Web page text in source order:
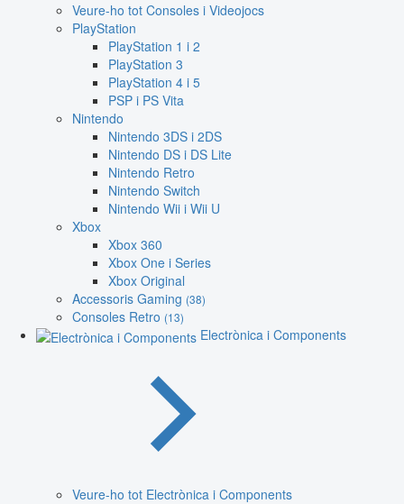
Veure-ho tot Consoles i Videojocs
PlayStation
PlayStation 1 i 2
PlayStation 3
PlayStation 4 i 5
PSP i PS Vita
Nintendo
Nintendo 3DS i 2DS
Nintendo DS i DS Lite
Nintendo Retro
Nintendo Switch
Nintendo Wii i Wii U
Xbox
Xbox 360
Xbox One i Series
Xbox Original
Accessoris Gaming (38)
Consoles Retro (13)
Electrònica i Components
Veure-ho tot Electrònica i Components